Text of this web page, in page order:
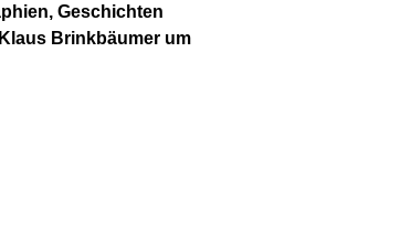
Geschichten
Brinkbäumer um